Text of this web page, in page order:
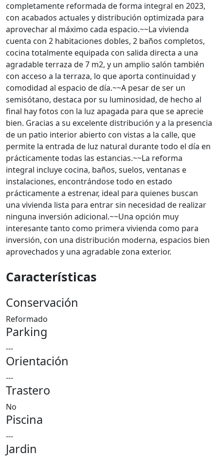
completamente reformada de forma integral en 2023,
con acabados actuales y distribución optimizada para
aprovechar al máximo cada espacio.~~La vivienda
cuenta con 2 habitaciones dobles, 2 baños completos,
cocina totalmente equipada con salida directa a una
agradable terraza de 7 m2, y un amplio salón también
con acceso a la terraza, lo que aporta continuidad y
comodidad al espacio de día.~~A pesar de ser un
semisótano, destaca por su luminosidad, de hecho al
final hay fotos con la luz apagada para que se aprecie
bien. Gracias a su excelente distribución y a la presencia
de un patio interior abierto con vistas a la calle, que
permite la entrada de luz natural durante todo el día en
prácticamente todas las estancias.~~La reforma
integral incluye cocina, baños, suelos, ventanas e
instalaciones, encontrándose todo en estado
prácticamente a estrenar, ideal para quienes buscan
una vivienda lista para entrar sin necesidad de realizar
ninguna inversión adicional.~~Una opción muy
interesante tanto como primera vivienda como para
inversión, con una distribución moderna, espacios bien
aprovechados y una agradable zona exterior.
Características
Conservación
Reformado
Parking
---
Orientación
---
Trastero
No
Piscina
---
Jardin